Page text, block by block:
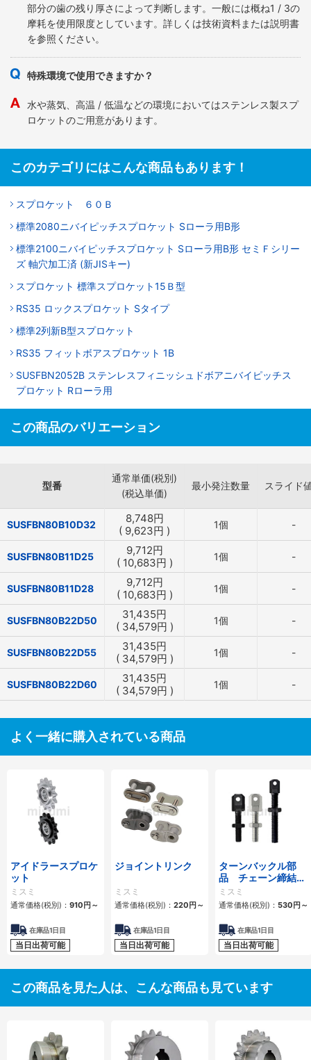
部分の歯の残り厚さによって判断します。一般には概ね1 / 3の
摩耗を使用限度としています。詳しくは技術資料または説明書
を参照ください。
特殊環境で使用できますか？
水や蒸気、高温 / 低温などの環境においてはステンレス製スプ
ロケットのご用意があります。
このカテゴリにはこんな商品もあります！
スプロケット ６０Ｂ
標準2080ニバイピッチスプロケット Sローラ用B形
標準2100ニバイピッチスプロケット Sローラ用B形 セミＦシリー
ズ 軸穴加工済 (新JISキー)
スプロケット 標準スプロケット15Ｂ型
RS35 ロックスプロケット Sタイプ
標準2列新B型スプロケット
RS35 フィットボアスプロケット 1B
SUSFBN2052B ステンレスフィニッシュドボアニバイピッチス
プロケット Rローラ用
この商品のバリエーション
型番
通常単価(税別)
(税込単価)
最小発注数量 スライド
SUSFBN80B10D32 8,748円
( 9,623円 ) 1個 -
SUSFBN80B11D25 9,712円
( 10,683円 ) 1個 -
SUSFBN80B11D28 9,712円
( 10,683円 ) 1個 -
SUSFBN80B22D50 31,435円
( 34,579円 ) 1個 -
SUSFBN80B22D55 31,435円
( 34,579円 ) 1個 -
SUSFBN80B22D60 31,435円
( 34,579円 ) 1個 -
よく一緒に購入されている商品
アイドラースプロケ
ット
ミスミ
通常価格(税別)： 910 円 ～
在庫品1日目
当日出荷可能
ジョイントリンク
ミスミ
通常価格(税別)： 220 円 ～
在庫品1日目
当日出荷可能
ターンバックル部
品 チェーン締結
用 スタンダードタ
イプ・ロングタイプ
ミスミ
通常価格(税別)： 530 円 ～
在庫品1日目
当日出荷可能
この商品を見た人は、こんな商品も見ています